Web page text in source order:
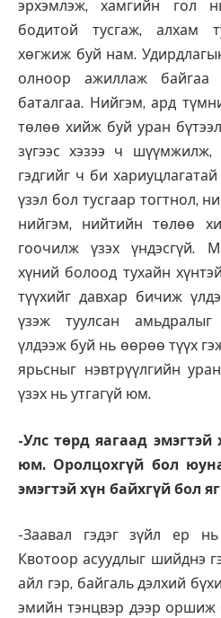
эрхэмлэж, хамгийн гол
бодитой тусгаж, алхам
хөгжиж буй нам.
олноор ажиллаж
баталгаа. Нийгэм, ард
төлөө хийж буй уран
зүгээс хэзээ ч шүүмжилж,
гэдгийг ч би
үзэл бол тусгаар тогтнол,
нийгэм, нийтийн төлөө
гоочилж үзэх үндэсгүй.
хүний болоод тухайн
түүхийг давхар бичиж
үзэж туулсан
үлдээж буй нь өөрөө түүх
ярьсныг нэвтрүүлгийн
үзэх нь утгагүй юм.
-Улс төрд яагаад эмэгтэй
юм. Оролцохгүй бол
эмэгтэй хүн байхгүй бол
-Заавал гэдэг зүйл ер
Квотоор асуудлыг шийднэ
айл гэр, байгаль дэлхий
эмийн тэнцвэр дээр оршиж